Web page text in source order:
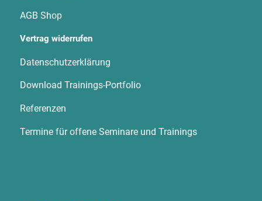
AGB Shop
Vertrag widerrufen
Datenschutzerklärung
Download Trainings-Portfolio
Referenzen
Termine für offene Seminare und Trainings